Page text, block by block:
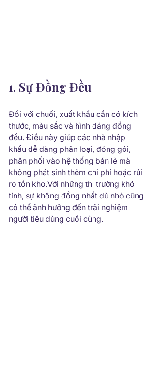
1. Sự Đồng Đều
Đối với chuối, xuất khẩu cần có kích
thước, màu sắc và hình dáng đồng
đều. Điều này giúp các nhà nhập
khẩu dễ dàng phân loại, đóng gói,
phân phối vào hệ thống bán lẻ mà
không phát sinh thêm chi phí hoặc rủi
ro tồn kho.Với những thị trường khó
tính, sự không đồng nhất dù nhỏ cũng
có thể ảnh hưởng đến trải nghiệm
người tiêu dùng cuối cùng.